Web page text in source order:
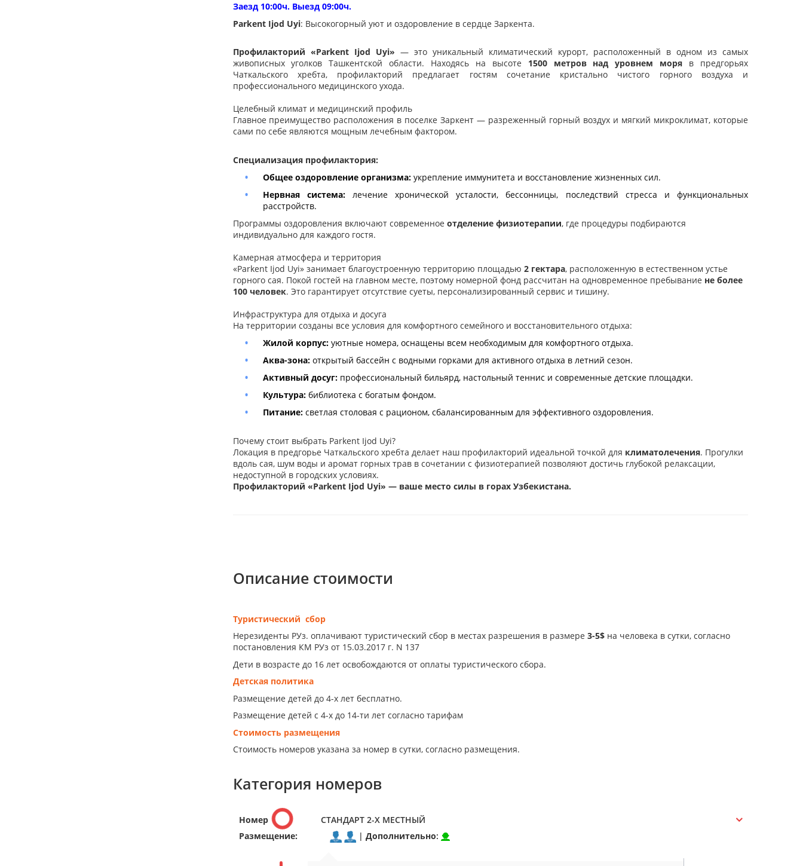
Заезд 10:00ч. Выезд 09:00ч.
Parkent Ijod Uyi: Высокогорный уют и оздоровление в сердце Заркента.
Профилакторий «Parkent Ijod Uyi» — это уникальный климатический курорт, расположенный в одном из самых
живописных уголков Ташкентской области. Находясь на высоте 1500 метров над уровнем моря в предгорьях
Чаткальского хребта, профилакторий предлагает гостям сочетание кристально чистого горного воздуха и
профессионального медицинского ухода.
Целебный климат и медицинский профиль
Главное преимущество расположения в поселке Заркент — разреженный горный воздух и мягкий микроклимат, которые
сами по себе являются мощным лечебным фактором.
Специализация профилактория:
Общее оздоровление организма:укрепление иммунитета и восстановление жизненных сил.
Нервная система:лечение хронической усталости, бессонницы, последствий стресса и функциональных
расстройств.
Программы оздоровления включают современное отделение физиотерапии, где процедуры подбираются
индивидуально для каждого гостя.
Камерная атмосфера и территория
«Parkent Ijod Uyi» занимает благоустроенную территорию площадью 2 гектара, расположенную в естественном устье
горного сая. Покой гостей на главном месте, поэтому номерной фонд рассчитан на одновременное пребывание не более
100 человек. Это гарантирует отсутствие суеты, персонализированный сервис и тишину.
Инфраструктура для отдыха и досуга
На территории созданы все условия для комфортного семейного и восстановительного отдыха:
Жилой корпус:уютные номера, оснащены всем необходимым для комфортного отдыха.
Аква-зона:открытый бассейн с водными горками для активного отдыха в летний сезон.
Активный досуг:профессиональный бильярд, настольный теннис и современные детские площадки.
Культура:библиотека с богатым фондом.
Питание:светлая столовая с рационом, сбалансированным для эффективного оздоровления.
Почему стоит выбрать Parkent Ijod Uyi?
Локация в предгорье Чаткальского хребта делает наш профилакторий идеальной точкой для климатолечения. Прогулки
вдоль сая, шум воды и аромат горных трав в сочетании с физиотерапией позволяют достичь глубокой релаксации,
недоступной в городских условиях.
Профилакторий «Parkent Ijod Uyi» — ваше место силы в горах Узбекистана.
Описание стоимости
Туристический сбор
Нерезиденты РУз. оплачивают туристический сбор в местах разрешения в размере 3-5$на человека в сутки, согласно
постановления КМ РУз от 15.03.2017 г. N 137
Дети в возрасте до 16 лет освобождаются от оплаты туристического сбора.
Детская политика
Размещение детей до 4-х лет бесплатно.
Размещение детей с 4-х до 14-ти лет согласно тарифам
Стоимость размещения
Стоимость номеров указана за номер в сутки, согласно размещения.
Категория номеров
Номер
СТАНДАРТ 2-Х МЕСТНЫЙ
Размещение:
| Дополнительно: